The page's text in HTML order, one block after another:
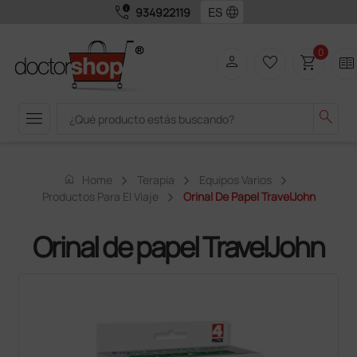
call_quality 934922119 language
menu search
person favorite_border shopping_cart0 two_pager
home Home Terapia
Equipos Varios
Productos Para El Viaje
Orinal De Papel TravelJohn
Orinal de papel TravelJohn